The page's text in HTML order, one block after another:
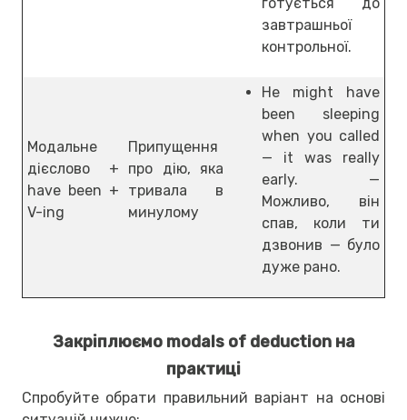
завтрашньої
контрольної.
Модальне
дієслово +
have been +
V-ing
Припущення
про дію, яка
тривала в
минулому
He might have
been sleeping
when you called
— it was really
early. —
Можливо, він
спав, коли ти
дзвонив — було
дуже рано.
Закріплюємо modals of deduction на
практиці
Спробуйте обрати правильний варіант на основі